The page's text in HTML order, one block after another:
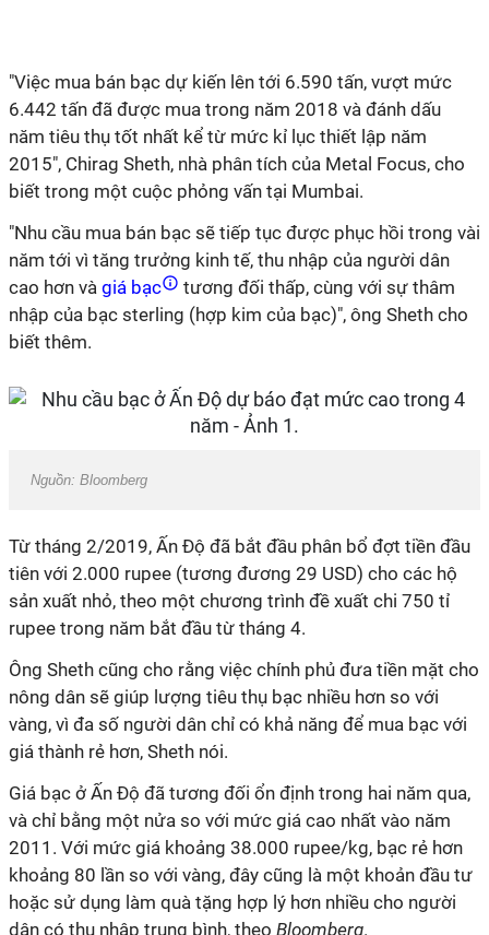
"Việc mua bán bạc dự kiến lên tới 6.590 tấn, vượt mức
6.442 tấn đã được mua trong năm 2018 và đánh dấu
năm tiêu thụ tốt nhất kể từ mức kỉ lục thiết lập năm
2015", Chirag Sheth, nhà phân tích của Metal Focus, cho
biết trong một cuộc phỏng vấn tại Mumbai.
"Nhu cầu mua bán bạc sẽ tiếp tục được phục hồi trong vài
năm tới vì tăng trưởng kinh tế, thu nhập của người dân
cao hơn và giá bạc
tương đối thấp, cùng với sự thâm
nhập của bạc sterling (hợp kim của bạc)", ông Sheth cho
biết thêm.
Nguồn: Bloomberg
Từ tháng 2/2019, Ấn Độ đã bắt đầu phân bổ đợt tiền đầu
tiên với 2.000 rupee (tương đương 29 USD) cho các hộ
sản xuất nhỏ, theo một chương trình đề xuất chi 750 tỉ
rupee trong năm bắt đầu từ tháng 4.
Ông Sheth cũng cho rằng việc chính phủ đưa tiền mặt cho
nông dân sẽ giúp lượng tiêu thụ bạc nhiều hơn so với
vàng, vì đa số người dân chỉ có khả năng để mua bạc với
giá thành rẻ hơn, Sheth nói.
Giá bạc ở Ấn Độ đã tương đối ổn định trong hai năm qua,
và chỉ bằng một nửa so với mức giá cao nhất vào năm
2011. Với mức giá khoảng 38.000 rupee/kg, bạc rẻ hơn
khoảng 80 lần so với vàng, đây cũng là một khoản đầu tư
hoặc sử dụng làm quà tặng hợp lý hơn nhiều cho người
dân có thu nhập trung bình, theo Bloomberg.